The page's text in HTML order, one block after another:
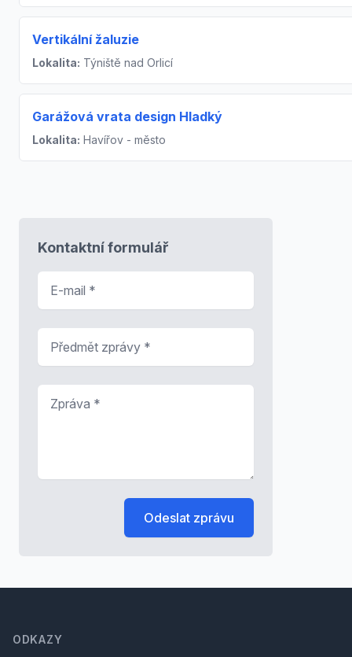
Vertikální žaluzie
Lokalita: Týniště nad Orlicí
Garážová vrata design Hladký
Lokalita: Havířov - město
Kontaktní formulář
Odeslat zprávu
ODKAZY